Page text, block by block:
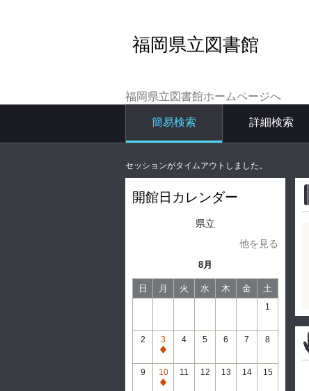
福岡県立図書館
福岡県立図書館ホームページへ
簡易検索 詳細検索
セッションがタイムアウトしました。
開館日カレンダー
県立
他を見る
8月
日 月 火 水 木 金 土
1
2
3
通
常
休
4 5 6 7 8
9
10
通
11 12 13 14 15